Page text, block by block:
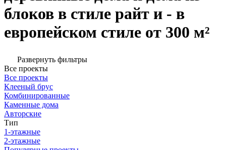
блоков в стиле райт и - в
европейском стиле от 300 м²
Развернуть фильтры
Все проекты
Все проекты
Клееный брус
Комбинированные
Каменные дома
Авторские
Тип
1-этажные
2-этажные